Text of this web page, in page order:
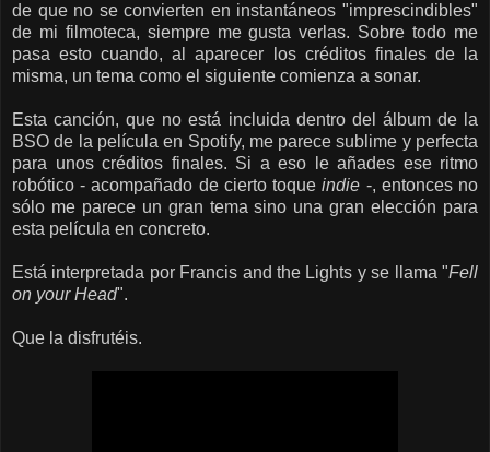
de que no se convierten en instantáneos "imprescindibles"
de mi filmoteca, siempre me gusta verlas. Sobre todo me
pasa esto cuando, al aparecer los créditos finales de la
misma, un tema como el siguiente comienza a sonar.
Esta canción, que no está incluida dentro del álbum de la
BSO de la película en Spotify, me parece sublime y perfecta
para unos créditos finales. Si a eso le añades ese ritmo
robótico - acompañado de cierto toqueindie -, entonces no
sólo me parece un gran tema sino una gran elección para
esta película en concreto.
Está interpretada por Francis and the Lights y se llama "Fell
on your Head".
Que la disfrutéis.